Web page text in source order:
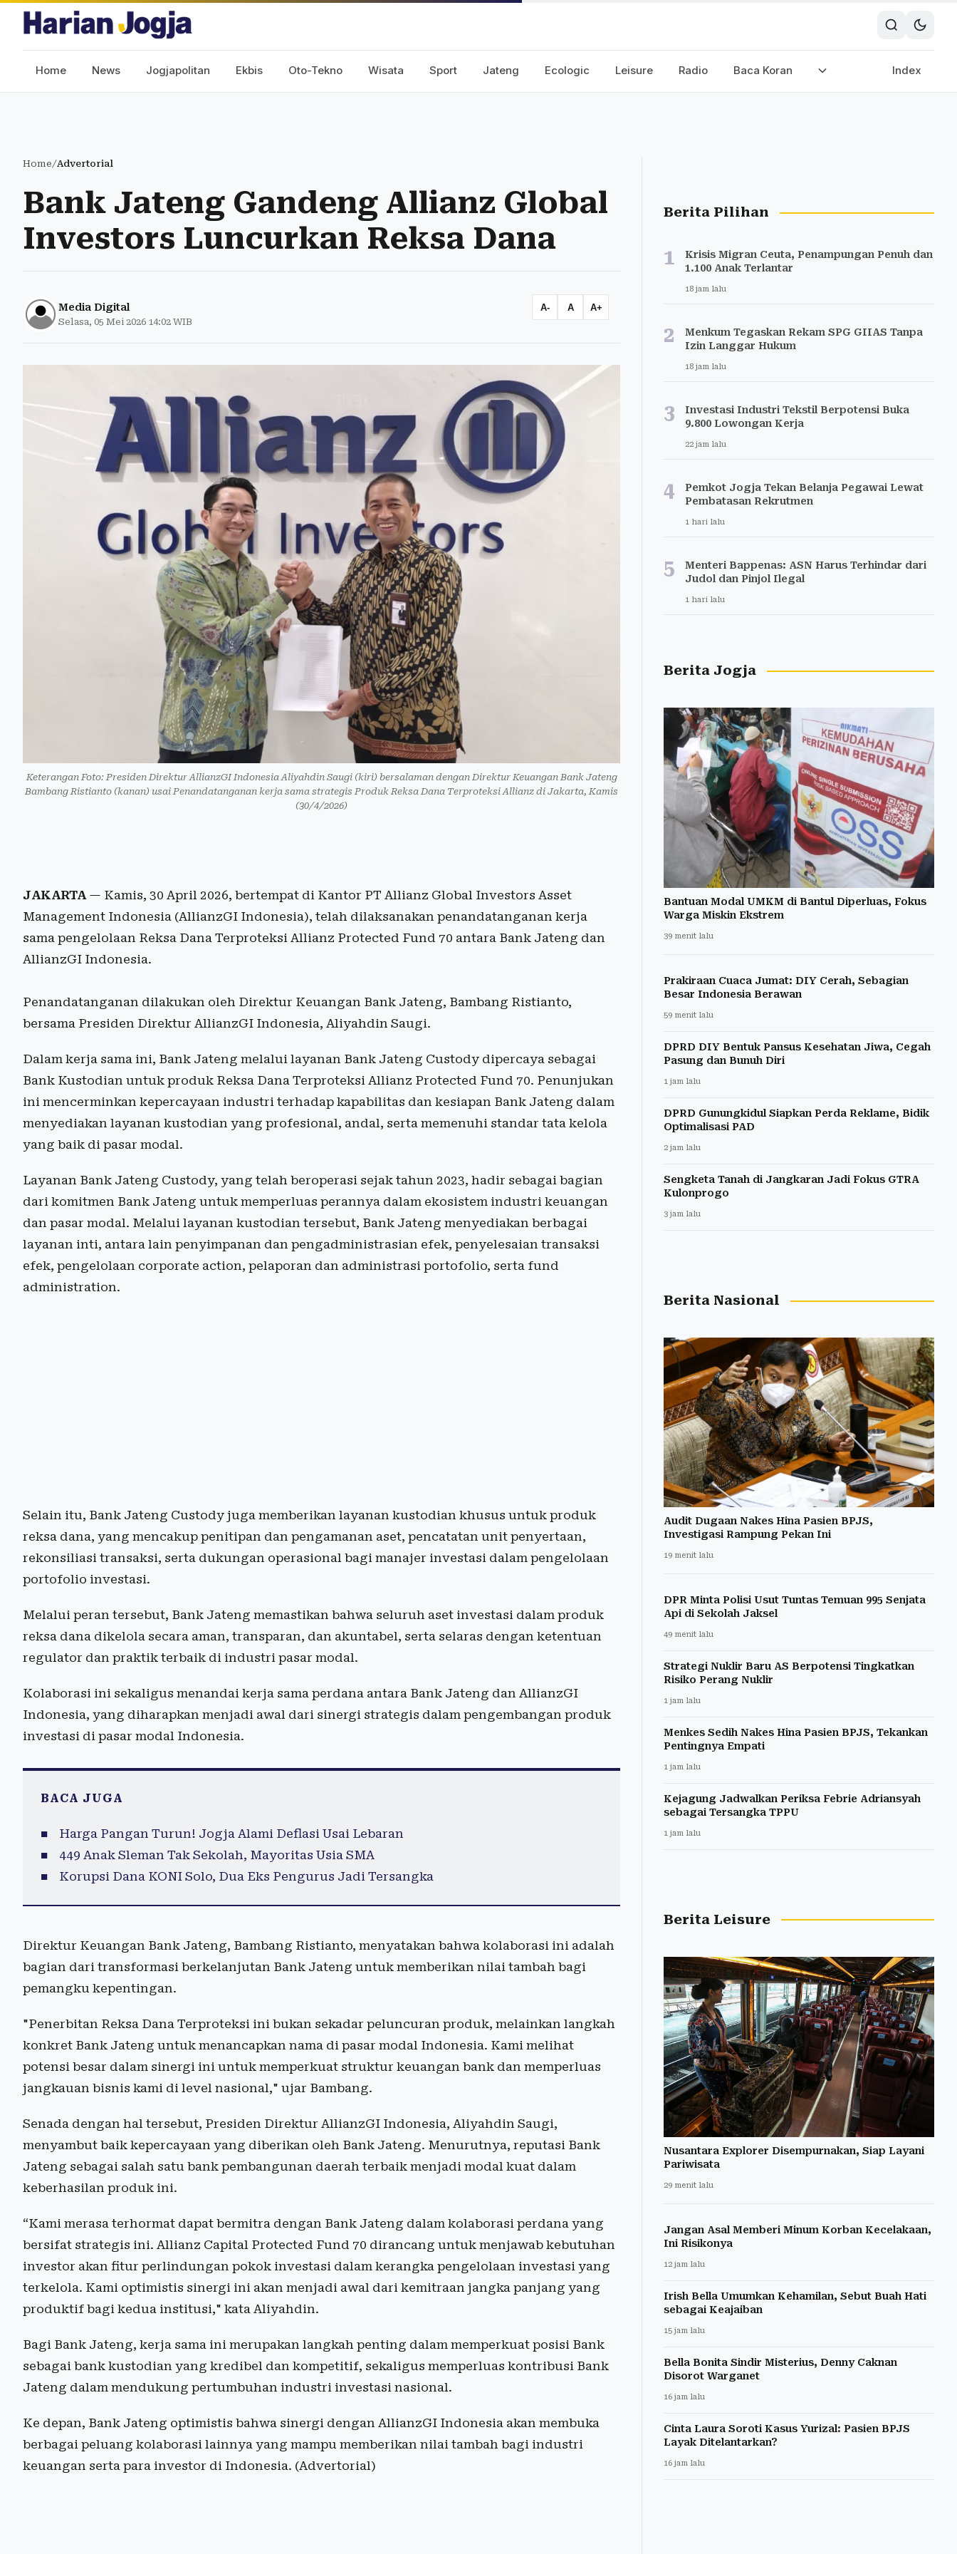
Home News Jogjapolitan Ekbis Oto-Tekno Wisata Sport Jateng Ecologic Leisure Radio Baca Koran Index
Home/Advertorial
Bank Jateng Gandeng Allianz Global
Investors Luncurkan Reksa Dana
Media Digital
Selasa, 05 Mei 2026 14:02 WIB
A- A A+
Keterangan Foto: Presiden Direktur AllianzGI Indonesia Aliyahdin Saugi (kiri) bersalaman dengan Direktur Keuangan Bank Jateng
Bambang Ristianto (kanan) usai Penandatanganan kerja sama strategis Produk Reksa Dana Terproteksi Allianz di Jakarta, Kamis
(30/4/2026)
JAKARTA— Kamis, 30 April 2026, bertempat di Kantor PT Allianz Global Investors Asset
Management Indonesia (AllianzGI Indonesia), telah dilaksanakan penandatanganan kerja
sama pengelolaan Reksa Dana Terproteksi Allianz Protected Fund 70 antara Bank Jateng dan
AllianzGI Indonesia.
Penandatanganan dilakukan oleh Direktur Keuangan Bank Jateng, Bambang Ristianto,
bersama Presiden Direktur AllianzGI Indonesia, Aliyahdin Saugi.
Dalam kerja sama ini, Bank Jateng melalui layanan Bank Jateng Custody dipercaya sebagai
Bank Kustodian untuk produk Reksa Dana Terproteksi Allianz Protected Fund 70. Penunjukan
ini mencerminkan kepercayaan industri terhadap kapabilitas dan kesiapan Bank Jateng dalam
menyediakan layanan kustodian yang profesional, andal, serta memenuhi standar tata kelola
yang baik di pasar modal.
Layanan Bank Jateng Custody, yang telah beroperasi sejak tahun 2023, hadir sebagai bagian
dari komitmen Bank Jateng untuk memperluas perannya dalam ekosistem industri keuangan
dan pasar modal. Melalui layanan kustodian tersebut, Bank Jateng menyediakan berbagai
layanan inti, antara lain penyimpanan dan pengadministrasian efek, penyelesaian transaksi
efek, pengelolaan corporate action, pelaporan dan administrasi portofolio, serta fund
administration.
Selain itu, Bank Jateng Custody juga memberikan layanan kustodian khusus untuk produk
reksa dana, yang mencakup penitipan dan pengamanan aset, pencatatan unit penyertaan,
rekonsiliasi transaksi, serta dukungan operasional bagi manajer investasi dalam pengelolaan
portofolio investasi.
Melalui peran tersebut, Bank Jateng memastikan bahwa seluruh aset investasi dalam produk
reksa dana dikelola secara aman, transparan, dan akuntabel, serta selaras dengan ketentuan
regulator dan praktik terbaik di industri pasar modal.
Kolaborasi ini sekaligus menandai kerja sama perdana antara Bank Jateng dan AllianzGI
Indonesia, yang diharapkan menjadi awal dari sinergi strategis dalam pengembangan produk
investasi di pasar modal Indonesia.
BACA JUGA
Harga Pangan Turun! Jogja Alami Deflasi Usai Lebaran
449 Anak Sleman Tak Sekolah, Mayoritas Usia SMA
Korupsi Dana KONI Solo, Dua Eks Pengurus Jadi Tersangka
Direktur Keuangan Bank Jateng, Bambang Ristianto, menyatakan bahwa kolaborasi ini adalah
bagian dari transformasi berkelanjutan Bank Jateng untuk memberikan nilai tambah bagi
pemangku kepentingan.
"Penerbitan Reksa Dana Terproteksi ini bukan sekadar peluncuran produk, melainkan langkah
konkret Bank Jateng untuk menancapkan nama di pasar modal Indonesia. Kami melihat
potensi besar dalam sinergi ini untuk memperkuat struktur keuangan bank dan memperluas
jangkauan bisnis kami di level nasional," ujar Bambang.
Senada dengan hal tersebut, Presiden Direktur AllianzGI Indonesia, Aliyahdin Saugi,
menyambut baik kepercayaan yang diberikan oleh Bank Jateng. Menurutnya, reputasi Bank
Jateng sebagai salah satu bank pembangunan daerah terbaik menjadi modal kuat dalam
keberhasilan produk ini.
“Kami merasa terhormat dapat bermitra dengan Bank Jateng dalam kolaborasi perdana yang
bersifat strategis ini. Allianz Capital Protected Fund 70 dirancang untuk menjawab kebutuhan
investor akan fitur perlindungan pokok investasi dalam kerangka pengelolaan investasi yang
terkelola. Kami optimistis sinergi ini akan menjadi awal dari kemitraan jangka panjang yang
produktif bagi kedua institusi," kata Aliyahdin.
Bagi Bank Jateng, kerja sama ini merupakan langkah penting dalam memperkuat posisi Bank
sebagai bank kustodian yang kredibel dan kompetitif, sekaligus memperluas kontribusi Bank
Jateng dalam mendukung pertumbuhan industri investasi nasional.
Ke depan, Bank Jateng optimistis bahwa sinergi dengan AllianzGI Indonesia akan membuka
berbagai peluang kolaborasi lainnya yang mampu memberikan nilai tambah bagi industri
keuangan serta para investor di Indonesia. (Advertorial)
Berita Pilihan
1
Krisis Migran Ceuta, Penampungan Penuh dan
1.100 Anak Terlantar
18 jam lalu
2
Menkum Tegaskan Rekam SPG GIIAS Tanpa
Izin Langgar Hukum
18 jam lalu
3
Investasi Industri Tekstil Berpotensi Buka
9.800 Lowongan Kerja
22 jam lalu
4
Pemkot Jogja Tekan Belanja Pegawai Lewat
Pembatasan Rekrutmen
1 hari lalu
5
Menteri Bappenas: ASN Harus Terhindar dari
Judol dan Pinjol Ilegal
1 hari lalu
Berita Jogja
Bantuan Modal UMKM di Bantul Diperluas, Fokus
Warga Miskin Ekstrem
39 menit lalu
Prakiraan Cuaca Jumat: DIY Cerah, Sebagian
Besar Indonesia Berawan
59 menit lalu
DPRD DIY Bentuk Pansus Kesehatan Jiwa, Cegah
Pasung dan Bunuh Diri
1 jam lalu
DPRD Gunungkidul Siapkan Perda Reklame, Bidik
Optimalisasi PAD
2 jam lalu
Sengketa Tanah di Jangkaran Jadi Fokus GTRA
Kulonprogo
3 jam lalu
Berita Nasional
Audit Dugaan Nakes Hina Pasien BPJS,
Investigasi Rampung Pekan Ini
19 menit lalu
DPR Minta Polisi Usut Tuntas Temuan 995 Senjata
Api di Sekolah Jaksel
49 menit lalu
Strategi Nuklir Baru AS Berpotensi Tingkatkan
Risiko Perang Nuklir
1 jam lalu
Menkes Sedih Nakes Hina Pasien BPJS, Tekankan
Pentingnya Empati
1 jam lalu
Kejagung Jadwalkan Periksa Febrie Adriansyah
sebagai Tersangka TPPU
1 jam lalu
Berita Leisure
Nusantara Explorer Disempurnakan, Siap Layani
Pariwisata
29 menit lalu
Jangan Asal Memberi Minum Korban Kecelakaan,
Ini Risikonya
12 jam lalu
Irish Bella Umumkan Kehamilan, Sebut Buah Hati
sebagai Keajaiban
15 jam lalu
Bella Bonita Sindir Misterius, Denny Caknan
Disorot Warganet
16 jam lalu
Cinta Laura Soroti Kasus Yurizal: Pasien BPJS
Layak Ditelantarkan?
16 jam lalu